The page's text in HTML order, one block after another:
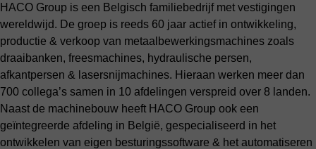
HACO Group is een Belgisch familiebedrijf met vestigingen
wereldwijd. De groep is reeds 60 jaar actief in ontwikkeling,
productie & verkoop van metaalbewerkingsmachines zoals
draaibanken, freesmachines, hydraulische persen,
afkantpersen & lasersnijmachines. Hieraan werken meer dan
700 collega’s samen in 10 afdelingen verspreid over 8 landen.
Naast de machinebouw heeft HACO Group ook een
geïntegreerde afdeling in België, gespecialiseerd in het
ontwikkelen van eigen besturingssoftware & het automatiseren